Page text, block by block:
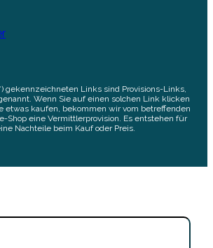
gekennzeichneten Links sind Provisions-Links,
Wenn Sie auf einen solchen Link klicken
etwas kaufen, bekommen wir vom betreffenden
Shop eine Vermittlerprovision. Es entstehen für
Nachteile beim Kauf oder Preis.